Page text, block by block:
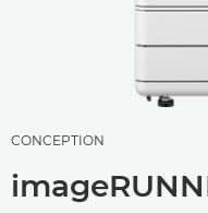
CONCEPTION